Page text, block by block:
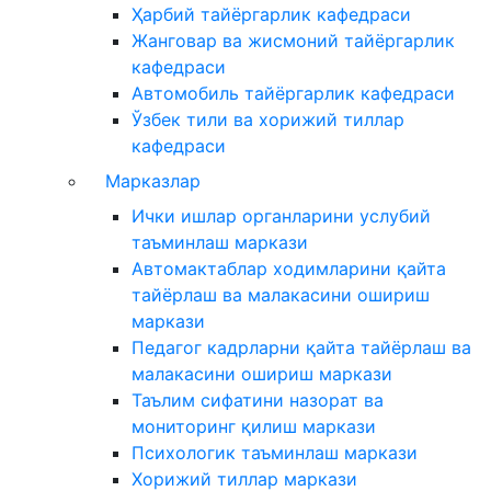
Ҳарбий тайёргарлик кафедраси
Жанговар ва жисмоний тайёргарлик
кафедраси
Автомобиль тайёргарлик кафедраси
Ўзбек тили ва хорижий тиллар
кафедраси
Марказлар
Ички ишлар органларини услубий
таъминлаш маркази
Автомактаблар ходимларини қайта
тайёрлаш ва малакасини ошириш
маркази
Педагог кадрларни қайта тайёрлаш ва
малакасини ошириш маркази
Таълим сифатини назорат ва
мониторинг қилиш маркази
Психологик таъминлаш маркази
Хорижий тиллар маркази